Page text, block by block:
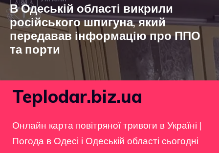
В Одеській області викрили
російського шпигуна, який
передавав інформацію про ППО
та порти
Teplodar.biz.ua
Онлайн карта повітряної тривоги в Україні |
Погода в Одесі і Одеській області сьогодні